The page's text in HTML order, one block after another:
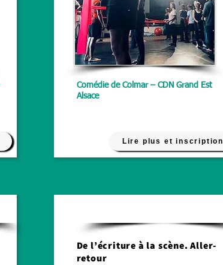
Comédie de Colmar – CDN Grand Est
Alsace
Lire plus et inscription
De l’écriture à la scène. Aller-
retour